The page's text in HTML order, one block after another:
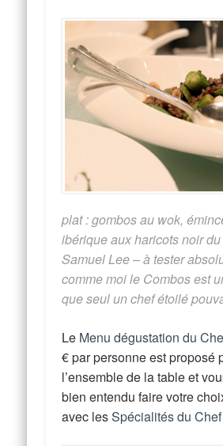
plat : gombos au wok,
ibérique aux haricots noir
Samuel Lee – à tester
comme moi le Combos est
que seul un chef étoilé
Le Menu dégustation du
€ par personne est proposé
l’ensemble de la table et
bien entendu faire votre
avec lesSpécialités du